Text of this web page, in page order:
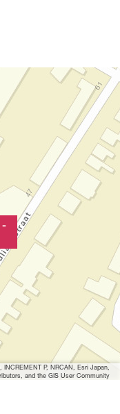
-
P, NRCAN, Esri Japan,
and the GIS User Community